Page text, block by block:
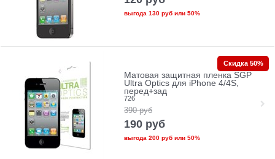
выгода 130 рубили 50%
Матовая защитная пленка SGP
Ultra Optics для iPhone 4/4S,
перед+зад
726
390 руб
190 руб
выгода 200 рубили 50%
Скидка 50%